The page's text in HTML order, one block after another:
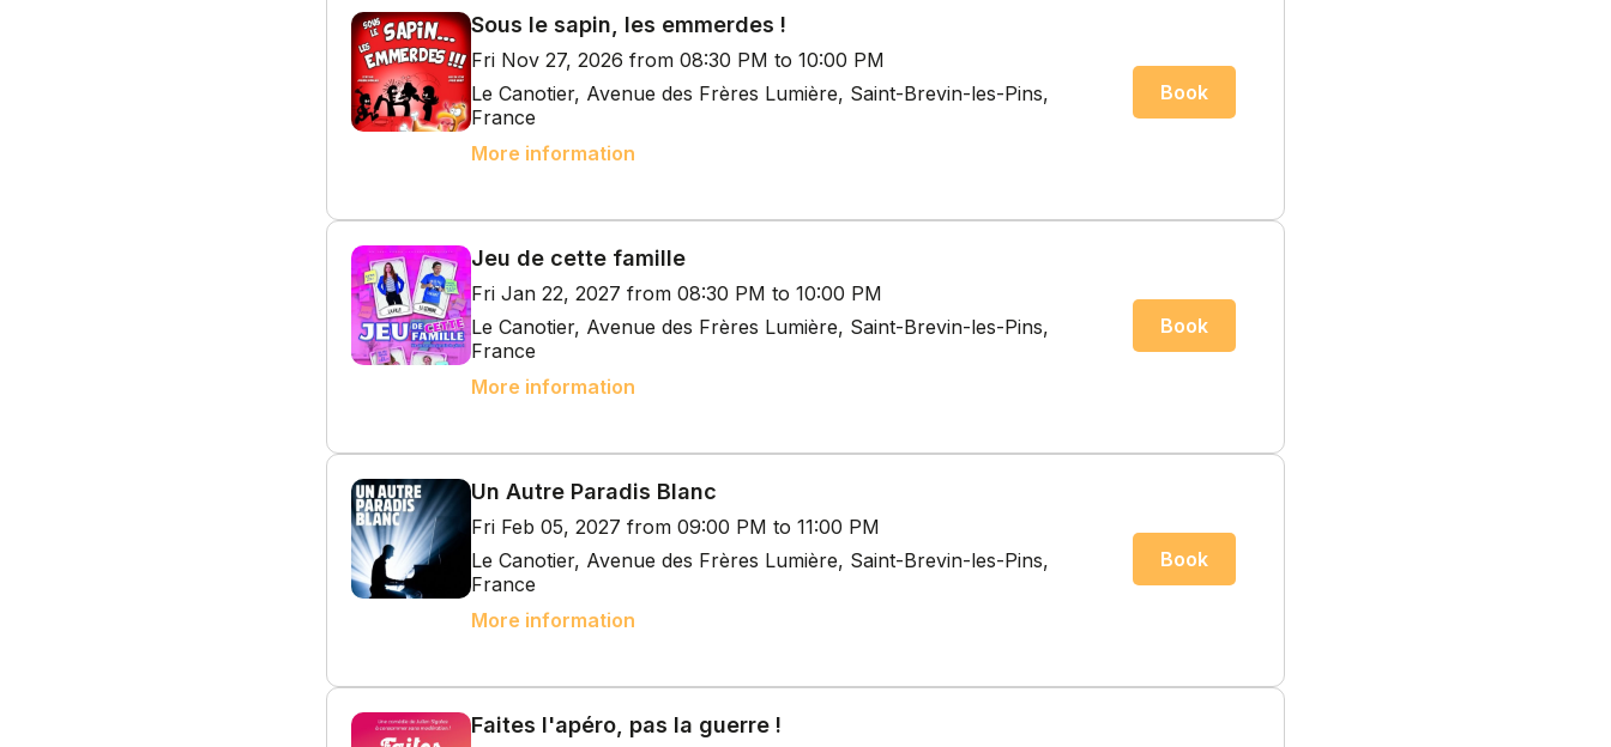
Sous le sapin, les emmerdes !
Fri Nov 27, 2026 from 08:30 PM to 10:00 PM
Le Canotier, Avenue des Frères Lumière, Saint-Brevin-les-Pins,
France
More information
Book
Jeu de cette famille
Fri Jan 22, 2027 from 08:30 PM to 10:00 PM
Le Canotier, Avenue des Frères Lumière, Saint-Brevin-les-Pins,
France
More information
Book
Un Autre Paradis Blanc
Fri Feb 05, 2027 from 09:00 PM to 11:00 PM
Le Canotier, Avenue des Frères Lumière, Saint-Brevin-les-Pins,
France
More information
Book
Faites l'apéro, pas la guerre !